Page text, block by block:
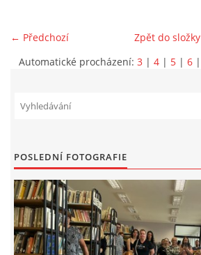
"KNIHOBUDKY"
E-KNIHY DO KAŽDÉ KNIHOVNY
GRANTY A DOTACE
← Předchozí
Zpět do složky
Automatické procházení: 3 | 4 | 5 | 6 |
POSLEDNÍ FOTOGRAFIE